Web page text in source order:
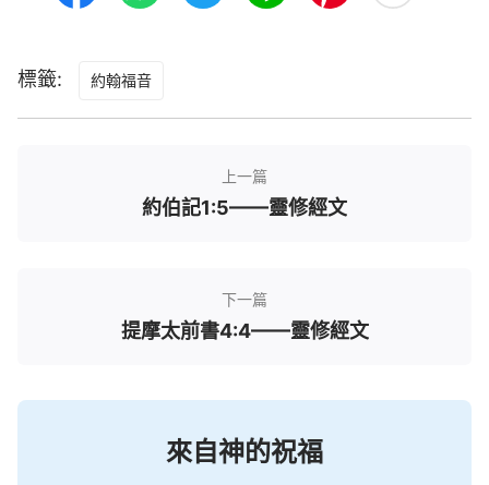
標籤: 約翰福音
上一篇
約伯記1:5——靈修經文
下一篇
提摩太前書4:4——靈修經文
來自神的祝福